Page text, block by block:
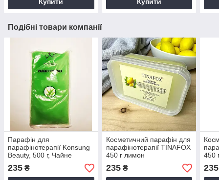
Подібні товари компанії
Парафін для
парафінотерапії Konsung
Beauty, 500 г, Чайне
дерево
235 ₴
Косметичний парафін для
парафінотерапії TINAFOX
450 г лимон
235₴
450
235